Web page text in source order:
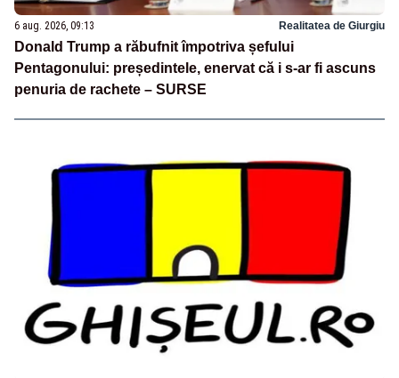
6 aug. 2026, 09:13 Realitatea de Giurgiu
Donald Trump a răbufnit împotriva șefului
Pentagonului: președintele, enervat că i s-ar fi ascuns
penuria de rachete – SURSE